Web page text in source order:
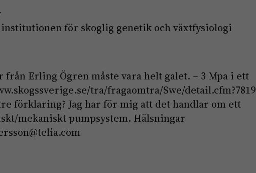
för skoglig genetik och växtfysiologi
från Erling Ögren måste vara helt galet. – 3 Mpa i ett
tra/fragaomtra/Swe/detail.cfm?7819
förklaring? Jag har för mig att det handlar om ett
mekaniskt pumpsystem. Hälsningar